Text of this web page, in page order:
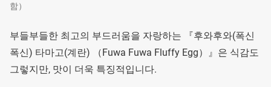
함）
부들부들한 최고의 부드러움을 자랑하는 『후와후와(폭신
폭신) 타마고(계란) （Fuwa Fuwa Fluffy Egg）』은 식감도
그렇지만, 맛이 더욱 특징적입니다.